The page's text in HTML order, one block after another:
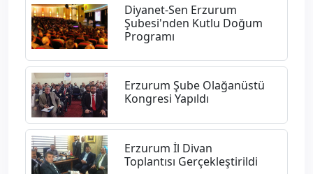
Diyanet-Sen Erzurum
Şubesi'nden Kutlu Doğum
Programı
Erzurum Şube Olağanüstü
Kongresi Yapıldı
Erzurum İl Divan
Toplantısı Gerçekleştirildi